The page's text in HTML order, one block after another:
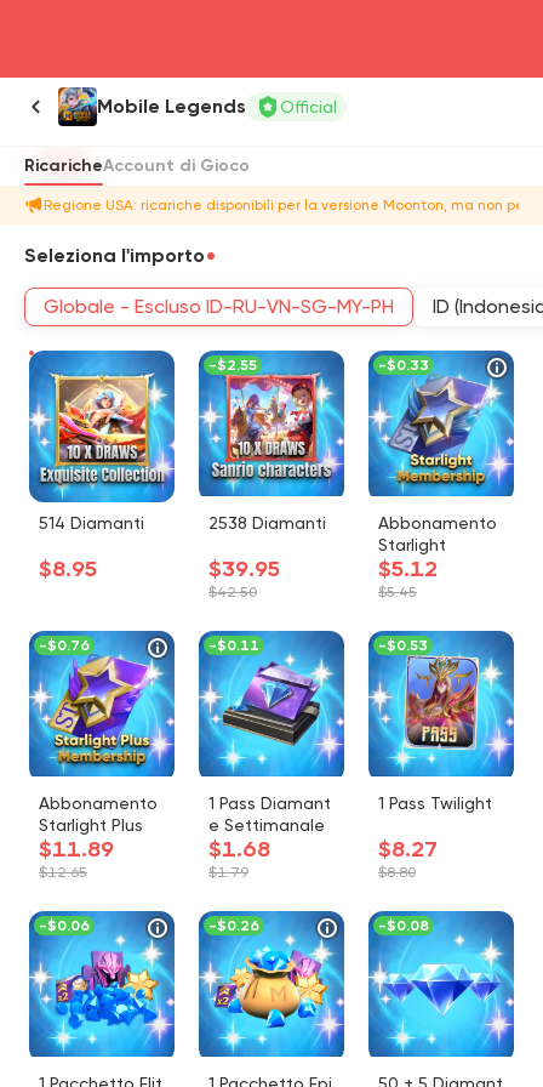
Mobile Legends Official
RicaricheAccount di Gioco
Regione USA: ricariche disponibili per la versione Moonton, ma non per
Seleziona l'importo
Globale - Escluso ID-RU-VN-SG-MY-PH ID
514 Diamanti
$8.95
2538 Diamanti
$39.95
$42.50
-$2.55
Abbonamento
Starlight
$5.12
$5.45
-$0.33
Abbonamento
Starlight Plus
$11.89
$12.65
-$0.76
1 Pass Diamant
e Settimanale
$1.68
$1.79
-$0.11
1 Pass Twilight
$8.27
$8.80
-$0.53
-$0.06 -$0.26 -$0.08